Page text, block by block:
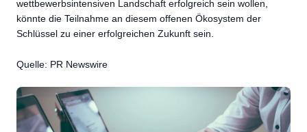
wettbewerbsintensiven Landschaft erfolgreich sein wollen,
könnte die Teilnahme an diesem offenen Ökosystem der
Schlüssel zu einer erfolgreichen Zukunft sein.
Quelle: PR Newswire